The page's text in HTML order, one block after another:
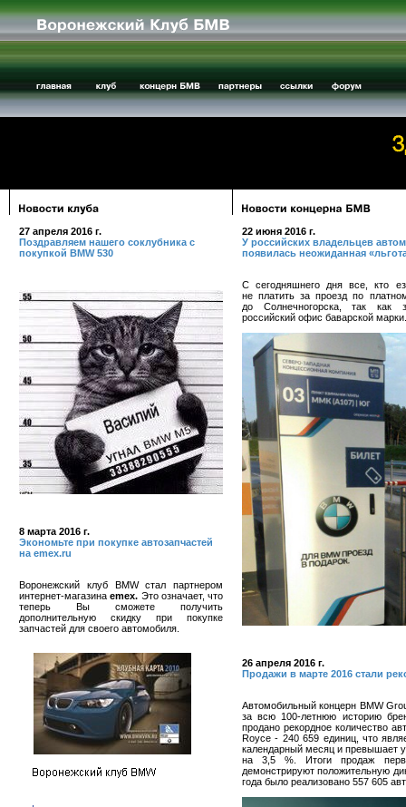
27 апреля 2016 г.
Поздравляем нашего соклубника с
покупкой BMW 530
8 марта 2016 г.
Экономьте при покупке автозапчастей
на emex.ru
Воронежский клуб BMW стал партнером
интернет-магазинаemex. Это означает, что
теперь Вы сможете получить
дополнительную скидку при покупке
запчастей для своего автомобиля.
22 июня 2016 г.
У российских владельцев
появилась неожиданная
С сегодняшнего дня все, кто
не платить за проезд по
до Солнечногорска, так как
российский офис баварской марки.
26 апреля 2016 г.
Продажи в марте 2016 стали
Автомобильный концерн BMW
за всю 100-летнюю историю
продано рекордное количество
Royce - 240 659 единиц, что
календарный месяц и превышает
на 3,5 %. Итоги продаж
демонстрируют положительную
года было реализовано 557 605